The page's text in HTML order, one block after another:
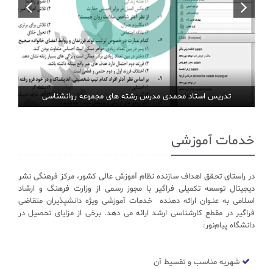
تدریس استاد محمدی مدرس رشته های مجموعه روانشناسی
خدمات آموزشی
در راستای تحـقق اهداف سازنده نظام آموزش عالی کشور، مرکز فرهنگی نشر
دیجیتال توسعه تکمیلی فراگیر با مجوز رسمی از وزارت فرهنگ و ارشاد
اسلامی به عنـوان ارائه دهنده خدمات آموزشی ویژه دانشپذیران متقاضی
فراگیر در مقطع کارشناسی ارشد ارائه می دهد. برخی از مزایای تحصیل در
دانشگاه پیام‌نور:
شهریه مناسب و تقسیط آن